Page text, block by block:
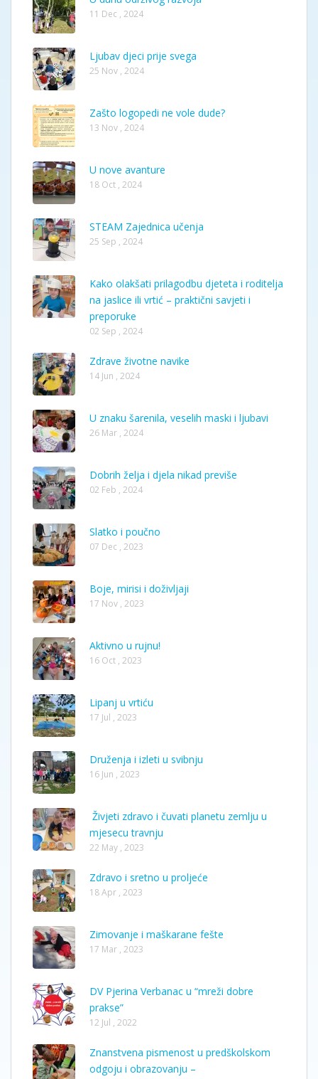
11 Dec , 2024
Ljubav djeci prije svega
25 Nov , 2024
Zašto logopedi ne vole dude?
13 Nov , 2024
U nove avanture
18 Oct , 2024
STEAM Zajednica učenja
25 Sep , 2024
Kako olakšati prilagodbu djeteta i roditelja
na jaslice ili vrtić – praktični savjeti i
preporuke
02 Sep , 2024
Zdrave životne navike
14 Jun , 2024
U znaku šarenila, veselih maski i ljubavi
26 Mar , 2024
Dobrih želja i djela nikad previše
02 Feb , 2024
Slatko i poučno
07 Dec , 2023
Boje, mirisi i doživljaji
17 Nov , 2023
Aktivno u rujnu!
16 Oct , 2023
Lipanj u vrtiću
17 Jul , 2023
Druženja i izleti u svibnju
16 Jun , 2023
Živjeti zdravo i čuvati planetu zemlju u
mjesecu travnju
22 May , 2023
Zdravo i sretno u proljeće
18 Apr , 2023
Zimovanje i maškarane fešte
17 Mar , 2023
DV Pjerina Verbanac u “mreži dobre
prakse”
12 Jul , 2022
Znanstvena pismenost u predškolskom
odgoju i obrazovanju –